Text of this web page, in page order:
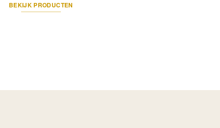
BEKIJK PRODUCTEN